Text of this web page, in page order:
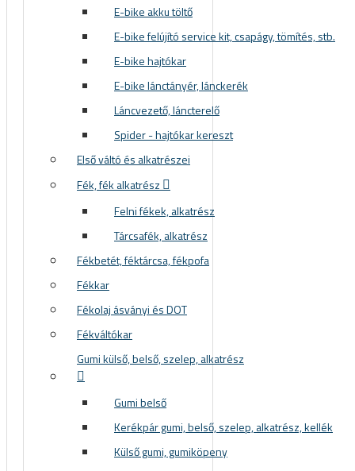
CIPŐK
E-bike akku töltő
E-bike felújító service kit, csapágy, tömítés, stb.
E-bike hajtókar
E-bike lánctányér, lánckerék
Láncvezető, láncterelő
Spider - hajtókar kereszt
Első váltó és alkatrészei
Fék, fék alkatrész
Felni fékek, alkatrész
Tárcsafék, alkatrész
Fékbetét, féktárcsa, fékpofa
Fékkar
Fékolaj ásványi és DOT
Fékváltókar
Gumi külső, belső, szelep, alkatrész
Gumi belső
Kerékpár gumi, belső, szelep, alkatrész, kellék
Külső gumi, gumiköpeny